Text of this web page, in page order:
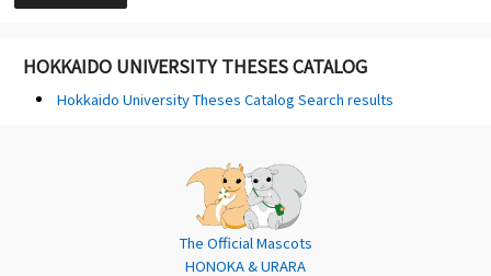
HOKKAIDO UNIVERSITY THESES CATALOG
Hokkaido University Theses Catalog Search results
The Official Mascots
HONOKA & URARA